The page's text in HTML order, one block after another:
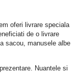
oferi livrare speciala
de o livrare
sacou, manusele albe
Nuantele si